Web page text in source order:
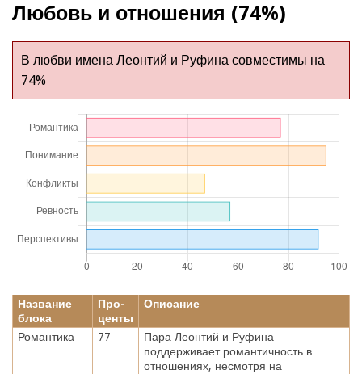
Любовь и отношения (74%)
В любви имена Леонтий и Руфина совместимы на
74%
Название
блока
Про-
центы
Описание
Романтика 77
Пара Леонтий и Руфина
поддерживает романтичность в
отношениях, несмотря на